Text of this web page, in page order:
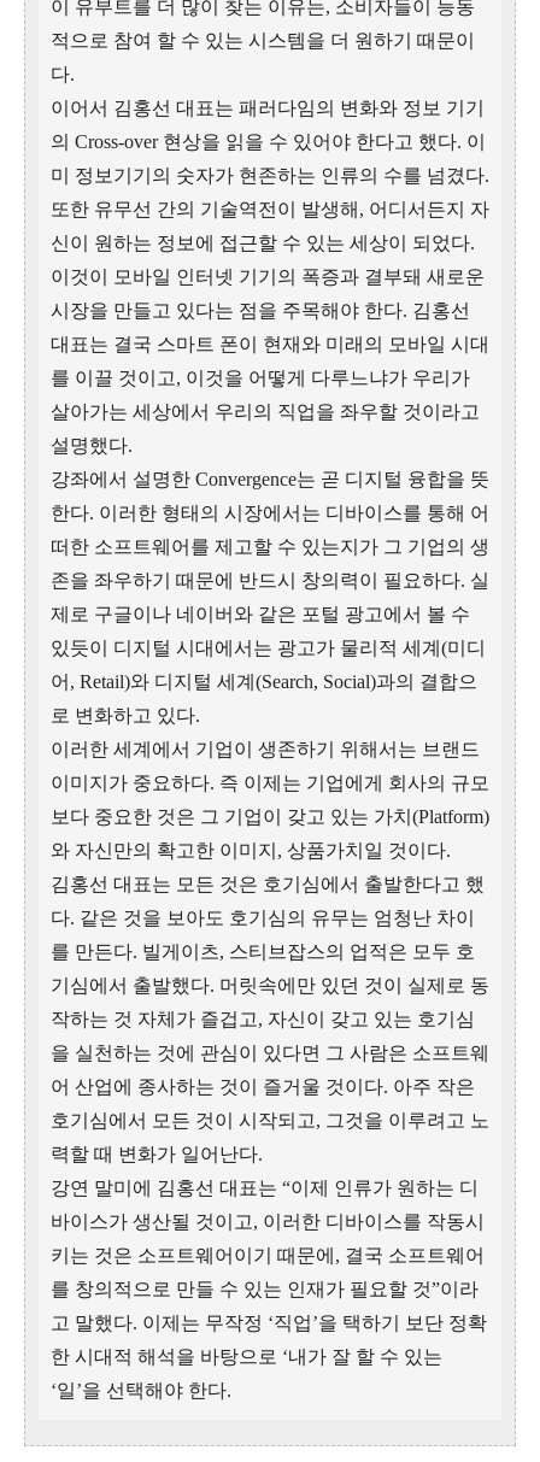
이 유부트를 더 많이 찾는 이유는, 소비자들이 능동
적으로 참여 할 수 있는 시스템을 더 원하기 때문이
다.
이어서 김홍선 대표는 패러다임의 변화와 정보 기기
의 Cross-over 현상을 읽을 수 있어야 한다고 했다. 이
미 정보기기의 숫자가 현존하는 인류의 수를 넘겼다.
또한 유무선 간의 기술역전이 발생해, 어디서든지 자
신이 원하는 정보에 접근할 수 있는 세상이 되었다.
이것이 모바일 인터넷 기기의 폭증과 결부돼 새로운
시장을 만들고 있다는 점을 주목해야 한다. 김홍선
대표는 결국 스마트 폰이 현재와 미래의 모바일 시대
를 이끌 것이고, 이것을 어떻게 다루느냐가 우리가
살아가는 세상에서 우리의 직업을 좌우할 것이라고
설명했다.
강좌에서 설명한 Convergence는 곧 디지털 융합을 뜻
한다. 이러한 형태의 시장에서는 디바이스를 통해 어
떠한 소프트웨어를 제고할 수 있는지가 그 기업의 생
존을 좌우하기 때문에 반드시 창의력이 필요하다. 실
제로 구글이나 네이버와 같은 포털 광고에서 볼 수
있듯이 디지털 시대에서는 광고가 물리적 세계(미디
어, Retail)와 디지털 세계(Search, Social)과의 결합으
로 변화하고 있다.
이러한 세계에서 기업이 생존하기 위해서는 브랜드
이미지가 중요하다. 즉 이제는 기업에게 회사의 규모
보다 중요한 것은 그 기업이 갖고 있는 가치(Platform)
와 자신만의 확고한 이미지, 상품가치일 것이다.
김홍선 대표는 모든 것은 호기심에서 출발한다고 했
다. 같은 것을 보아도 호기심의 유무는 엄청난 차이
를 만든다. 빌게이츠, 스티브잡스의 업적은 모두 호
기심에서 출발했다. 머릿속에만 있던 것이 실제로 동
작하는 것 자체가 즐겁고, 자신이 갖고 있는 호기심
을 실천하는 것에 관심이 있다면 그 사람은 소프트웨
어 산업에 종사하는 것이 즐거울 것이다. 아주 작은
호기심에서 모든 것이 시작되고, 그것을 이루려고 노
력할 때 변화가 일어난다.
강연 말미에 김홍선 대표는 “이제 인류가 원하는 디
바이스가 생산될 것이고, 이러한 디바이스를 작동시
키는 것은 소프트웨어이기 때문에, 결국 소프트웨어
를 창의적으로 만들 수 있는 인재가 필요할 것”이라
고 말했다. 이제는 무작정 ‘직업’을 택하기 보단 정확
한 시대적 해석을 바탕으로 ‘내가 잘 할 수 있는
‘일’을 선택해야 한다.